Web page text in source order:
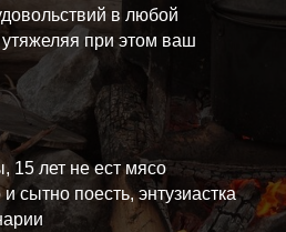
в любой
при этом ваш
15 лет не ест мясо
сытно поесть, энтузиастка